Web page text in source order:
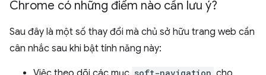
Chrome có những điểm nào cần lưu ý?
Sau đây là một số thay đổi mà chủ sở hữu trang web cần
cân nhắc sau khi bật tính năng này: